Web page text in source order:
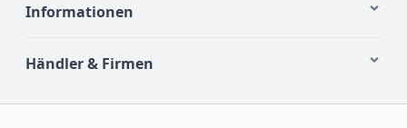
Informationen
Händler & Firmen